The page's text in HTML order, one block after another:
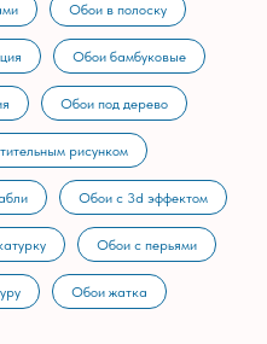
Обои в полоску
Обои бамбуковые
Обои под дерево
рисунком
Обои с 3d эффектом
Обои с перьями
Обои жатка